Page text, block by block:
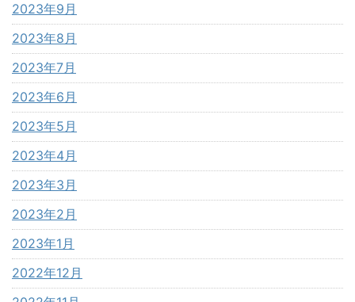
2023年9月
2023年8月
2023年7月
2023年6月
2023年5月
2023年4月
2023年3月
2023年2月
2023年1月
2022年12月